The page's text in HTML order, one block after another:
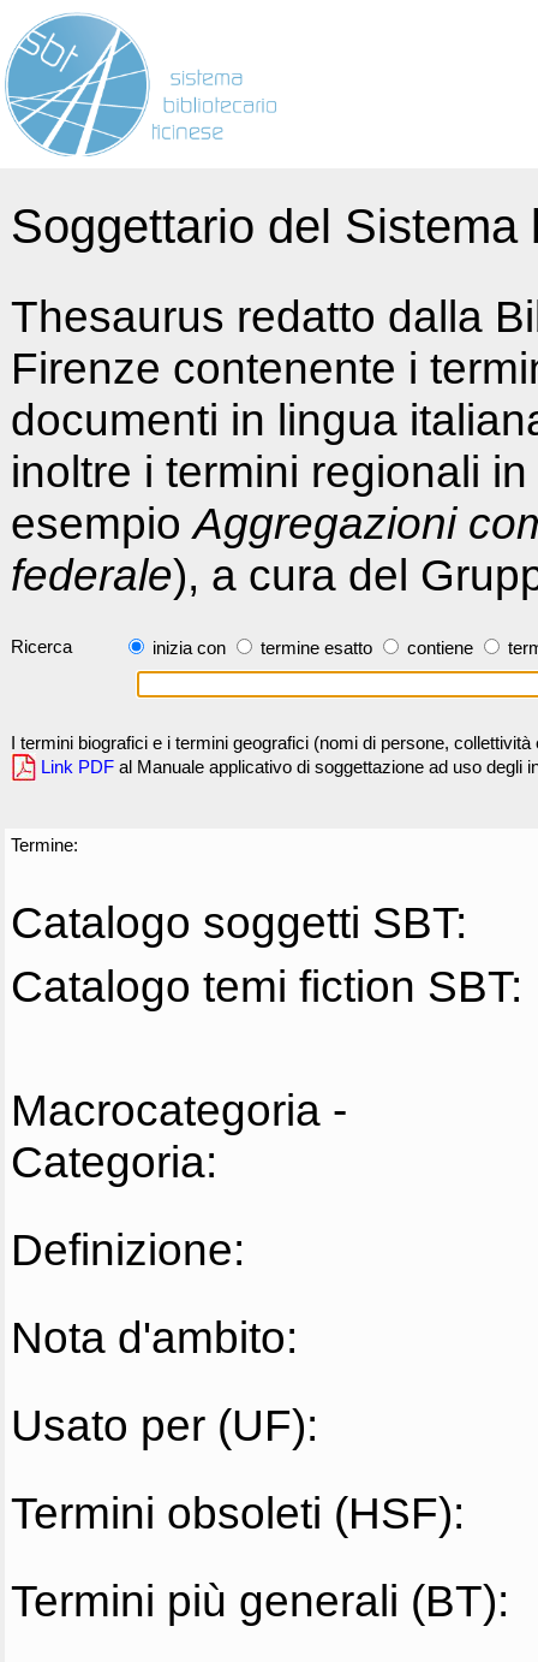
Soggettario del
Thesaurus redatto dalla
Firenze contenente i
documenti in lingua
inoltre i termini regionali
esempioAggregazioni
federale), a cura del
Ricerca inizia con termine esatto contiene
I termini biografici e i termini geografici (nomi di persone,
Link PDF al Manuale applicativo di soggettazione ad uso degli
Termine:
Catalogo soggetti SBT:
Catalogo temi fiction SBT:
Macrocategoria -
Categoria:
Definizione:
Nota d'ambito:
Usato per (UF):
Termini obsoleti (HSF):
Termini più generali (BT):